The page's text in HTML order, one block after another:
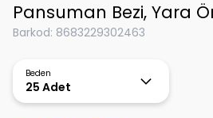
Pansuman Bezi, Yara
Barkod: 8683229302463
Beden
25 Adet